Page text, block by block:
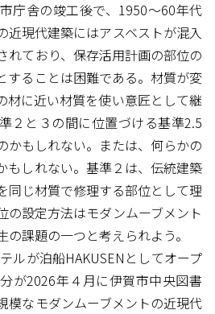
庁舎の竣工後で、1950〜60年代
近現代建築にはアスベストが混入
れており、保存活用計画の部位の
することは困難である。材質が変
材に近い材質を使い意匠として継
２と３の間に位置づける基準2.5
かもしれない。または、何らかの
もしれない。基準２は、伝統建築
同じ材質で修理する部位として理
の設定方法はモダンムーブメント
課題の一つと考えられよう。
ルが泊船HAKUSENとしてオープ
が2026年４月に伊賀市中央図書
模なモダンムーブメントの近現代